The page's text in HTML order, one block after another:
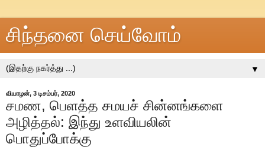
சிந்தனை செய்வோம்
▼
வியாழன், 3 டிசம்பர், 2020
சமண, பெளத்த சமயச் சின்னங்களை
அழித்தல்: இந்து உளவியலின்
பொதுப்போக்கு